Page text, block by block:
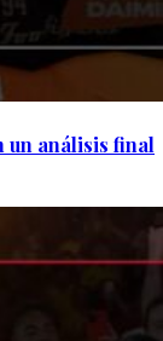
un análisis final